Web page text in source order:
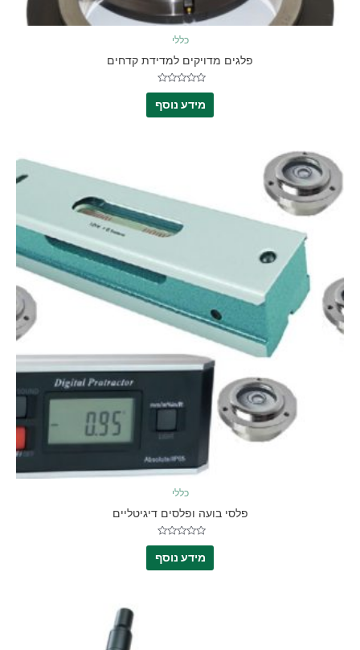
כללי
פלגים מדויקים למדידת קדחים
דורג
0
מתוך
5
מידע נוסף
כללי
פלסי בועה ופלסים דיגיטליים
דורג
מתוך
5
מידע נוסף